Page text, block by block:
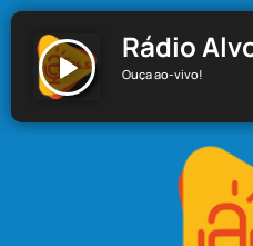
Rádio
Ouça ao-vivo!